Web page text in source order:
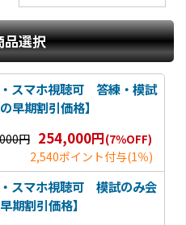
品選択
スマホ視聴可 答練・模試
早期割引価格】
円 254,000円(7％OFF)
2,540ポイント付与(1％)
スマホ視聴可 模試のみ会
期割引価格】